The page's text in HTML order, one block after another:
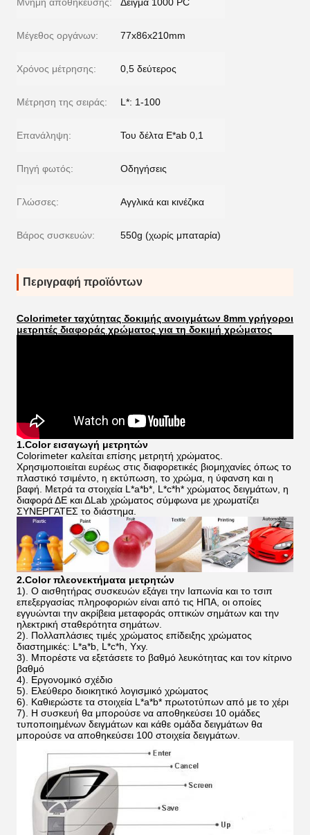
Μέγεθος οργάνων: 77x86x210mm
Χρόνος μέτρησης: 0,5 δεύτερος
Μέτρηση της σειράς: L*: 1-100
Επανάληψη: Του δέλτα E*ab 0,1
Πηγή φωτός: Οδηγήσεις
Γλώσσες: Αγγλικά και κινέζικα
Βάρος συσκευών: 550g (χωρίς μπαταρία)
Περιγραφή προϊόντων
Colorimeter ταχύτητας δοκιμής ανοιγμάτων 8mm γρήγοροι
μετρητές διαφοράς χρώματος για τη δοκιμή χρώματος
1.Color εισαγωγή μετρητών
Colorimeter καλείται επίσης μετρητή χρώματος.
Χρησιμοποιείται ευρέως στις διαφορετικές βιομηχανίες όπως το
πλαστικό τσιμέντο, η εκτύπωση, το χρώμα, η ύφανση και η
βαφή. Μετρά τα στοιχεία L*a*b*, L*c*h* χρώματος δειγμάτων, η
διαφορά ΔE και ΔLab χρώματος σύμφωνα με χρωματίζει
ΣΥΝΕΡΓΆΤΕΣ το διάστημα.
2.Color πλεονεκτήματα μετρητών
1). Ο αισθητήρας συσκευών εξάγει την Ιαπωνία και το τσιπ
επεξεργασίας πληροφοριών είναι από τις ΗΠΑ, οι οποίες
εγγυώνται την ακρίβεια μεταφοράς οπτικών σημάτων και την
ηλεκτρική σταθερότητα σημάτων.
2). Πολλαπλάσιες τιμές χρώματος επίδειξης χρώματος
διαστημικές: L*a*b, L*c*h, Yxy.
3). Μπορέστε να εξετάσετε το βαθμό λευκότητας και τον κίτρινο
βαθμό
4). Εργονομικό σχέδιο
5). Ελεύθερο διοικητικό λογισμικό χρώματος
6). Καθιερώστε τα στοιχεία L*a*b* πρωτοτύπων από με το χέρι
7). Η συσκευή θα μπορούσε να αποθηκεύσει 10 ομάδες
τυποποιημένων δειγμάτων και κάθε ομάδα δειγμάτων θα
μπορούσε να αποθηκεύσει 100 στοιχεία δειγμάτων.